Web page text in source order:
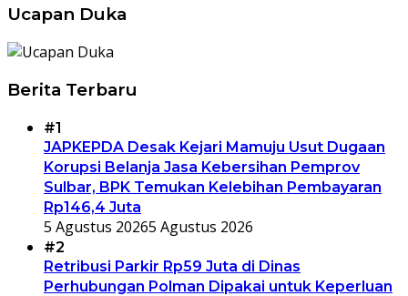
Ucapan Duka
Berita Terbaru
#1
JAPKEPDA Desak Kejari Mamuju Usut Dugaan
Korupsi Belanja Jasa Kebersihan Pemprov
Sulbar, BPK Temukan Kelebihan Pembayaran
Rp146,4 Juta
5 Agustus 20265 Agustus 2026
#2
Retribusi Parkir Rp59 Juta di Dinas
Perhubungan Polman Dipakai untuk Keperluan